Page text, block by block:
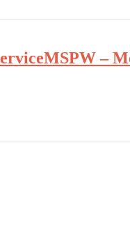
MSPW –